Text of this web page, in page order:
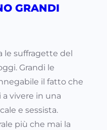
GRANDI
suffragette del
Grandi le
il fatto che
vivere in una
e sessista.
più che mai la